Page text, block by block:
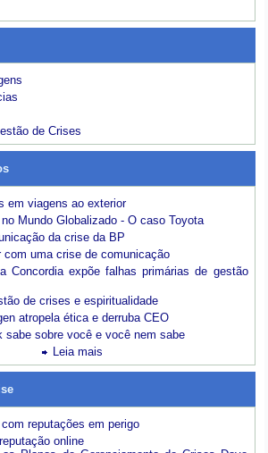
de Crises
em viagens ao exterior
Mundo Globalizado - O caso Toyota
da crise da BP
com uma crise de comunicação
Concordia expõe falhas primárias de gestão
de crises e espiritualidade
atropela ética e derruba CEO
sabe sobre você e você nem sabe
Leia mais
reputações em perigo
online